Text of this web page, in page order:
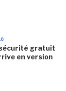
gratuit
en version